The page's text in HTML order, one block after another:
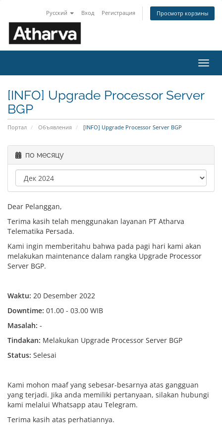
Русский Вход Регистрация Просмотр корзины
[INFO] Upgrade Processor Server
BGP
Портал Объявления [INFO] Upgrade Processor Server BGP
по месяцу
Dear Pelanggan,
Terima kasih telah menggunakan layanan PT Atharva
Telematika Persada.
Kami ingin memberitahu bahwa pada pagi hari kami akan
melakukan maintenance dalam rangka Upgrade Processor
Server BGP.
Waktu: 20 Desember 2022
Downtime: 01.00 - 03.00 WIB
Masalah: -
Tindakan: Melakukan Upgrade Processor Server BGP
Status: Selesai
Kami mohon maaf yang sebesar-besarnya atas gangguan
yang terjadi. Jika anda memiliki pertanyaan, silakan hubungi
kami melalui Whatsapp atau Telegram.
Terima kasih atas perhatiannya.